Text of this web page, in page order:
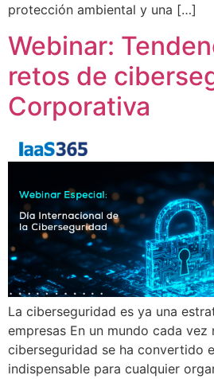
protección ambiental y una […]
Webinar:
retos de
Corporativa
La ciberseguridad es ya una
empresas En un mundo cada vez
ciberseguridad se ha convertido
indispensable para cualquier